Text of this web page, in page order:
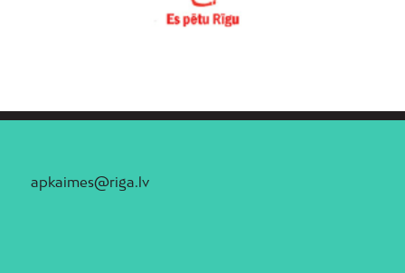
apkaimes@riga.lv